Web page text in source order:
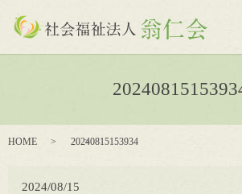
HOME 20240815153934
2024/08/15